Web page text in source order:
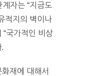
자는 “지금도
적지의 벽이나
“국가적인 비상
재에 대해서